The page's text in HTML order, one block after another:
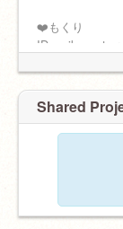
❤️もくり
ID:umikun_stmr
☕️Twitter
https://
Shared